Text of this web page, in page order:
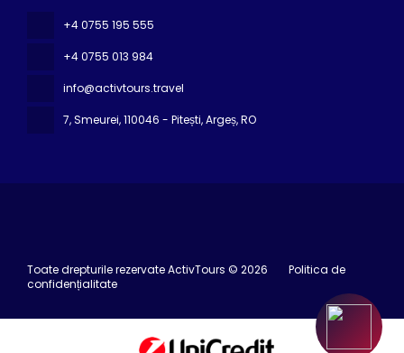
+4 0755 195 555
+4 0755 013 984
info@activtours.travel
7, Smeurei, 110046 - Pitești, Argeș, RO
Toate drepturile rezervate ActivTours © 2026
Politica de
confidențialitate